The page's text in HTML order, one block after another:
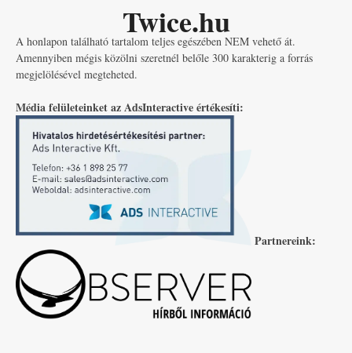
Twice.hu
A honlapon található tartalom teljes egészében NEM vehető át.
Amennyiben mégis közölni szeretnél belőle 300 karakterig a forrás
megjelölésével megteheted.
Média felületeinket az AdsInteractive értékesíti:
Partnereink: